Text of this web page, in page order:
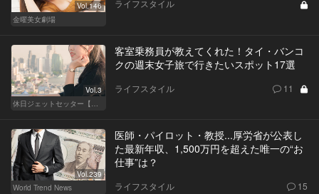
Vol.146
金曜美女劇場
ライフスタイル
Vol.3
休日ジェットセッター【厳選スポット編】
客室乗務員が教えてくれた！タイ・バンコ
クの週末女子旅で行きたいスポット17選
ライフスタイル 11
Vol.239
World Trend News
医師・パイロット・教授...厚労省が公表し
た最新年収、1,500万円を超えた唯一の“お
仕事”は？
ライフスタイル 15